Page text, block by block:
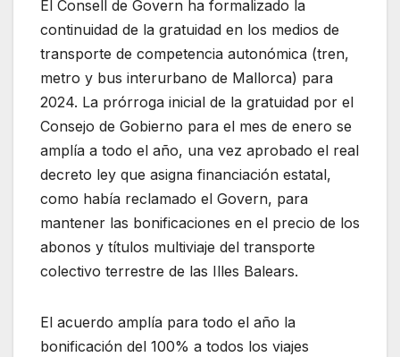
El Consell de Govern ha formalizado la
continuidad de la gratuidad en los medios de
transporte de competencia autonómica (tren,
metro y bus interurbano de Mallorca) para
2024. La prórroga inicial de la gratuidad por el
Consejo de Gobierno para el mes de enero se
amplía a todo el año, una vez aprobado el real
decreto ley que asigna financiación estatal,
como había reclamado el Govern, para
mantener las bonificaciones en el precio de los
abonos y títulos multiviaje del transporte
colectivo terrestre de las Illes Balears.
El acuerdo amplía para todo el año la
bonificación del 100% a todos los viajes